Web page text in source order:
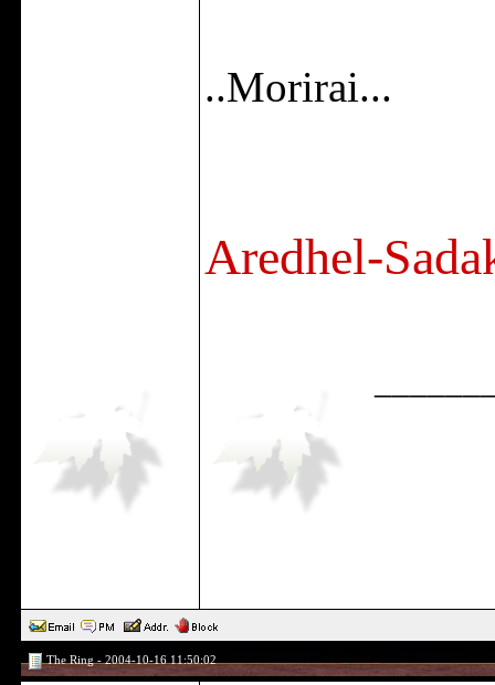
..Morirai...
Aredhel-
The Ring - 2004-10-16 11:50:02